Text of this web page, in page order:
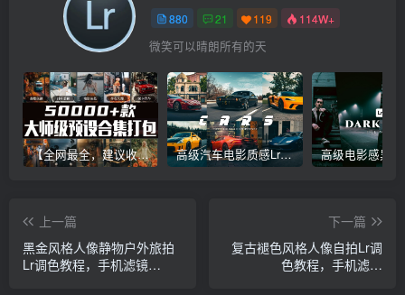
880 21 119 114W+
微笑可以晴朗所有的天
【全网最全，建议收藏】5万多款Lr顶级调色预设合集，精心整理，分类清晰，摄影师调色师必备素材，够用一辈子！ 高级汽车电影质感Lr调色教程，手机滤镜PS+Lightroom预设下载！
上一篇
黑金风格人像静物户外旅拍
Lr调色教程，手机滤镜
下一篇
复古褪色风格人像自拍Lr调
色教程，手机滤镜